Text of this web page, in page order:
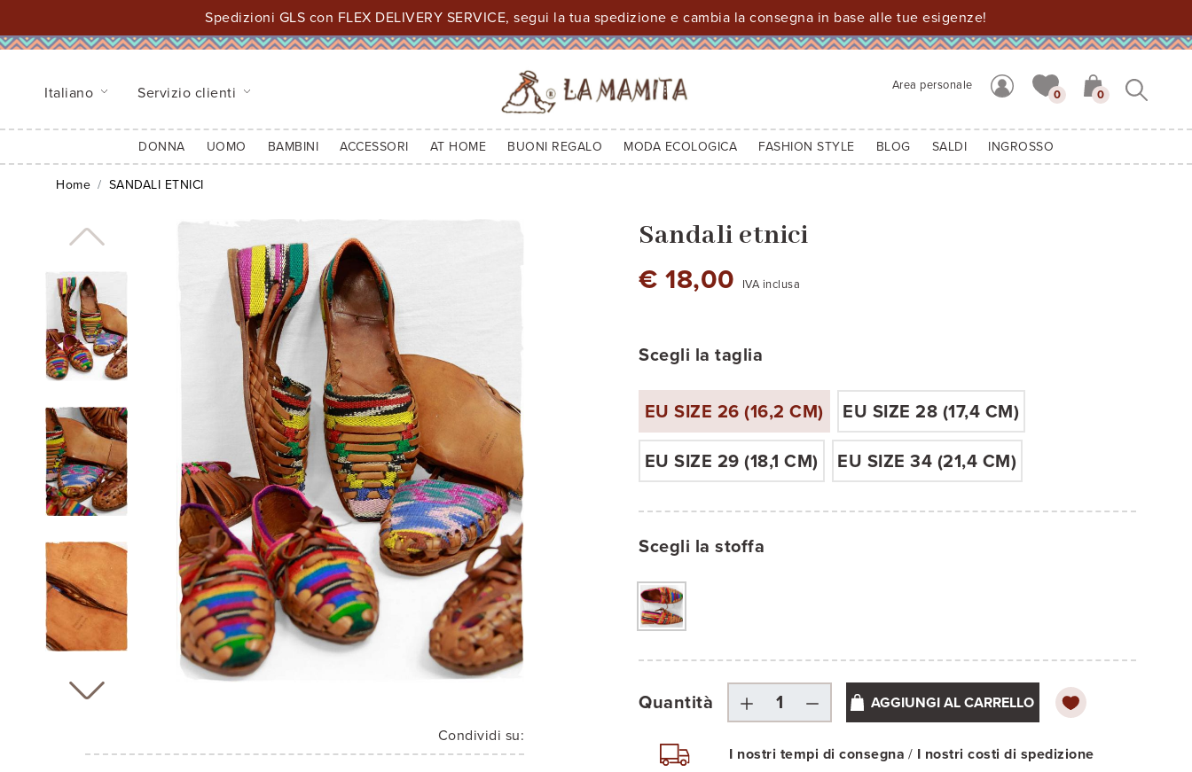
Spedizioni GLS con FLEX DELIVERY SERVICE, segui la tua spedizione e cambia la consegna in base alle tue esigenze!
Italiano Servizio clienti Area personale
0 0
DONNA UOMO BAMBINI ACCESSORI AT HOME BUONI REGALO MODA ECOLOGICA FASHION STYLE BLOG SALDI INGROSSO
Home SANDALI ETNICI
Condividi su:
Sandali etnici
€ 18,00 IVA inclusa
Scegli la taglia
EU SIZE 26 (16,2 CM) EU SIZE 28 (17,4 CM)
EU SIZE 29 (18,1 CM) EU SIZE 34 (21,4 CM)
Scegli la stoffa
Quantità AGGIUNGI AL CARRELLO
I nostri tempi di consegna / I nostri costi di spedizione